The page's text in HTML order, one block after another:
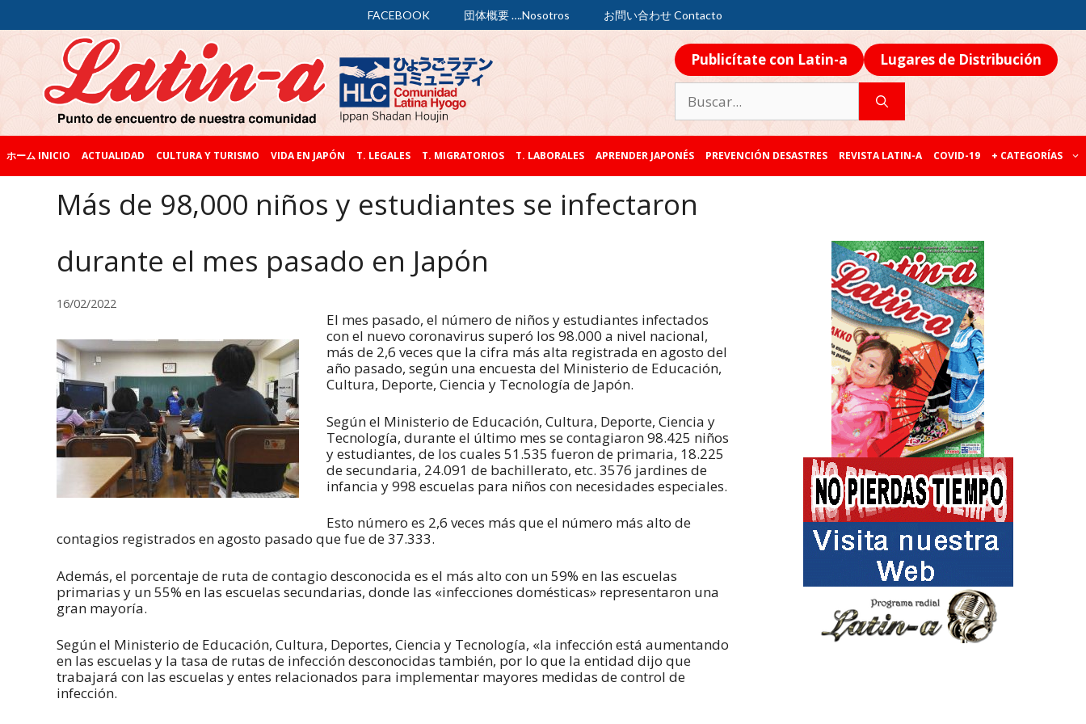
FACEBOOK 団体概要 ….Nosotros お問い合わせ Contacto
Publicítate con Latin-a Lugares de Distribución
ホーム INICIO ACTUALIDAD CULTURA Y TURISMO VIDA EN JAPÓN T. LEGALES T. MIGRATORIOS T. LABORALES APRENDER JAPONÉS PREVENCIÓN DESASTRES REVISTA LATIN-A COVID-19 + CATEGORÍAS
Más de 98,000 niños y estudiantes se infectaron
durante el mes pasado en Japón
16/02/2022
El mes pasado, el número de niños y estudiantes infectados
con el nuevo coronavirus superó los 98.000 a nivel nacional,
más de 2,6 veces que la cifra más alta registrada en agosto del
año pasado, según una encuesta del Ministerio de Educación,
Cultura, Deporte, Ciencia y Tecnología de Japón.
Según el Ministerio de Educación, Cultura, Deporte, Ciencia y
Tecnología, durante el último mes se contagiaron 98.425 niños
y estudiantes, de los cuales 51.535 fueron de primaria, 18.225
de secundaria, 24.091 de bachillerato, etc. 3576 jardines de
infancia y 998 escuelas para niños con necesidades especiales.
Esto número es 2,6 veces más que el número más alto de
contagios registrados en agosto pasado que fue de 37.333.
Además, el porcentaje de ruta de contagio desconocida es el más alto con un 59% en las escuelas
primarias y un 55% en las escuelas secundarias, donde las «infecciones domésticas» representaron una
gran mayoría.
Según el Ministerio de Educación, Cultura, Deportes, Ciencia y Tecnología, «la infección está aumentando
en las escuelas y la tasa de rutas de infección desconocidas también, por lo que la entidad dijo que
trabajará con las escuelas y entes relacionados para implementar mayores medidas de control de
infección.